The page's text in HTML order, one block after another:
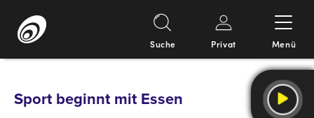
Inhalt
Suche Privat Menü
Sport beginnt mit Essen